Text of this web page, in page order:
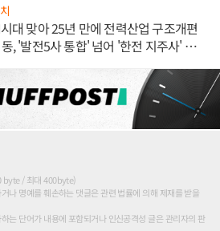
대 맞아 25년 만에 전력산업 구조개편
, '발전5사 통합' 넘어 '한전 지주사' 재편
byte / 최대 400byte)
나 명예를 훼손하는 댓글은 관련 법률에 의해 제재를 받을
는 단어가 내용에 포함되거나 인신공격성 글은 관리자의 판